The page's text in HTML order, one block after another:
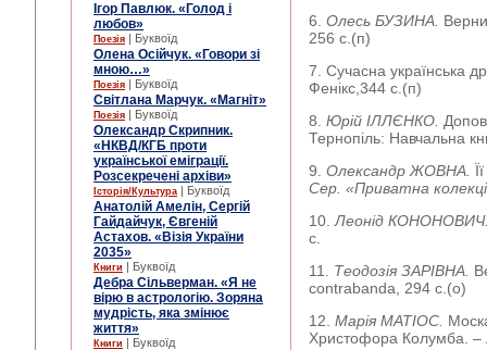
Ігор Павлюк. «Голод і
любов»
Поезія | Буквоїд
Олена Осійчук. «Говори зі
мною…»
Поезія | Буквоїд
Світлана Марчук. «Магніт»
Поезія | Буквоїд
Олександр Скрипник.
«НКВД/КГБ проти
української еміграції.
Розсекречені архіви»
Історія/Культура | Буквоїд
Анатолій Амелін, Сергій
Гайдайчук, Євгеній
Астахов. «Візія України
2035»
Книги | Буквоїд
Дебра Сільверман. «Я не
вірю в астрологію. Зоряна
мудрість, яка змінює
життя»
Книги | Буквоїд
6. Олесь БУЗИНА.
256 с.(п)
7. Сучасна українська
Фенікс,344 с.(п)
8. Юрій ІЛЛЄНКО.
Тернопіль: Навчальна
9. Олександр ЖОВНА.
Сер. «Приватна
10. Леонід
с.
11. Теодозія ЗАРІВНА.
contrabanda, 294 с.(о)
12. Марія МАТІОС.
Христофора Колумба. –